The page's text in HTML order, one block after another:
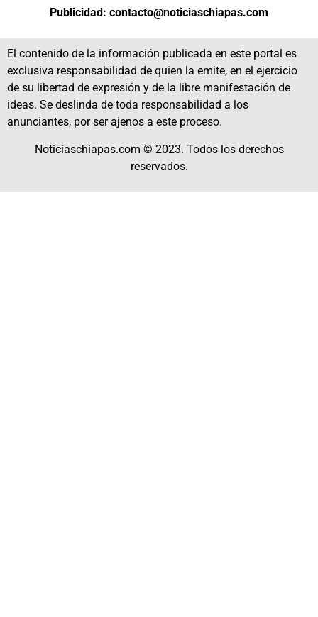
Publicidad: contacto@noticiaschiapas.com
El contenido de la información publicada en este portal es
exclusiva responsabilidad de quien la emite, en el ejercicio
de su libertad de expresión y de la libre manifestación de
ideas. Se deslinda de toda responsabilidad a los
anunciantes, por ser ajenos a este proceso.
Noticiaschiapas.com © 2023. Todos los derechos
reservados.